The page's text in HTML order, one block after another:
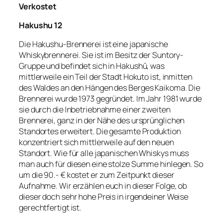
Verkostet
Hakushu 12
Die Hakushu-Brennerei ist eine japanische
Whiskybrennerei. Sie ist im Besitz der Suntory-
Gruppe und befindet sich in Hakushū, was
mittlerweile ein Teil der Stadt Hokuto ist, inmitten
des Waldes an den Hängen des Berges Kaikoma. Die
Brennerei wurde 1973 gegründet. Im Jahr 1981 wurde
sie durch die Inbetriebnahme einer zweiten
Brennerei, ganz in der Nähe des ursprünglichen
Standortes erweitert. Die gesamte Produktion
konzentriert sich mittlerweile auf den neuen
Standort. Wie für alle japanischen Whiskys muss
man auch für diesen eine stolze Summe hinlegen. So
um die 90.- € kostet er zum Zeitpunkt dieser
Aufnahme. Wir erzählen euch in dieser Folge, ob
dieser doch sehr hohe Preis in irgendeiner Weise
gerechtfertigt ist.